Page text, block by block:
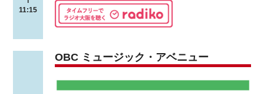
11:15
OBC ミュージック・アベニュー